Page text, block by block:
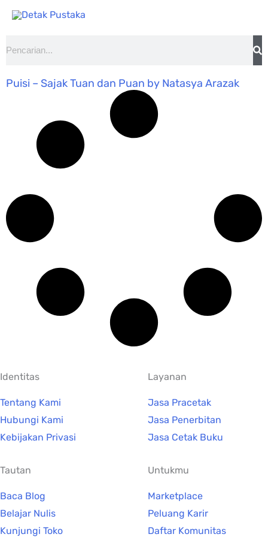
Lewati
Puisi – Sajak Tuan dan Puan by Natasya Arazak
Identitas
Tentang Kami
Hubungi Kami
Kebijakan Privasi
Layanan
Jasa Pracetak
Jasa Penerbitan
Jasa Cetak Buku
Tautan
Baca Blog
Belajar Nulis
Kunjungi Toko
Untukmu
Marketplace
Peluang Karir
Daftar Komunitas